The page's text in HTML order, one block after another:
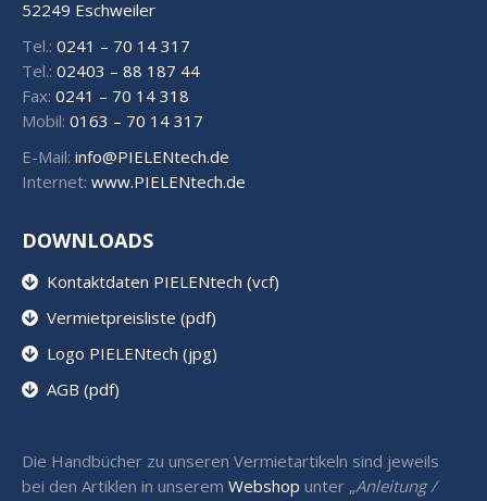
52249 Eschweiler
Tel.: 0241 – 70 14 317
Tel.: 02403 – 88 187 44
Fax: 0241 – 70 14 318
Mobil: 0163 – 70 14 317
E-Mail: info@PIELENtech.de
Internet: www.PIELENtech.de
DOWNLOADS
Kontaktdaten PIELENtech (vcf)
Vermietpreisliste (pdf)
Logo PIELENtech (jpg)
AGB (pdf)
Die Handbücher zu unseren Vermietartikeln sind jeweils
bei den Artiklen in unserem Webshop unter „Anleitung /